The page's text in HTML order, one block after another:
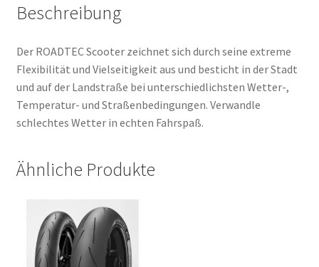
Beschreibung
Der ROADTEC Scooter zeichnet sich durch seine extreme
Flexibilität und Vielseitigkeit aus und besticht in der Stadt
und auf der Landstraße bei unterschiedlichsten Wetter-,
Temperatur- und Straßenbedingungen. Verwandle
schlechtes Wetter in echten Fahrspaß.
Ähnliche Produkte